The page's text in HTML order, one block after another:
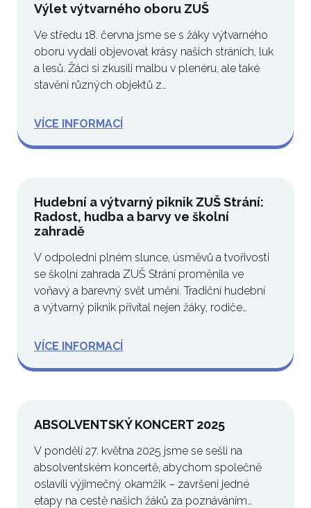
Výlet výtvarného oboru ZUŠ
Ve středu 18. června jsme se s žáky výtvarného
oboru vydali objevovat krásy našich stráních, luk
a lesů. Žáci si zkusili malbu v plenéru, ale také
stavění různých objektů z…
VÍCE INFORMACÍ
Hudební a výtvarný piknik ZUŠ Strání:
Radost, hudba a barvy ve školní
zahradě
V odpoledni plném slunce, úsměvů a tvořivosti
se školní zahrada ZUŠ Strání proměnila ve
voňavý a barevný svět umění. Tradiční hudební
a výtvarný piknik přivítal nejen žáky, rodiče…
VÍCE INFORMACÍ
ABSOLVENTSKÝ KONCERT 2025
V pondělí 27. května 2025 jsme se sešli na
absolventském koncertě, abychom společně
oslavili výjimečný okamžik – završení jedné
etapy na cestě našich žáků za poznáváním